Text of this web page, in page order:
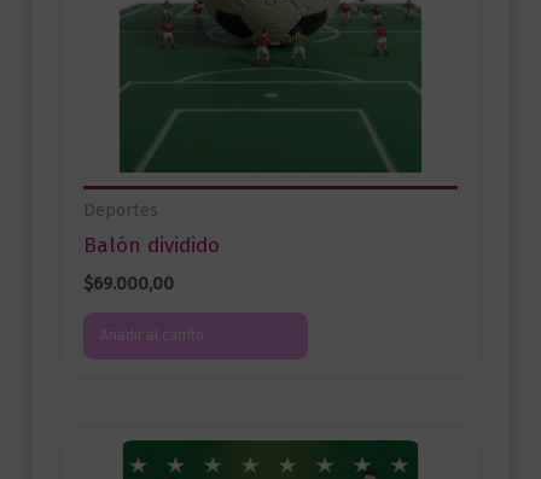
Deportes
Balón dividido
$69.000,00
Añadir al carrito